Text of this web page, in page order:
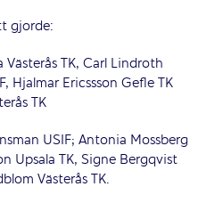
gjorde:
Västerås TK, Carl Lindroth
Hjalmar Ericssson Gefle TK
TK
USIF; Antonia Mossberg
Upsala TK, Signe Bergqvist
Västerås TK.